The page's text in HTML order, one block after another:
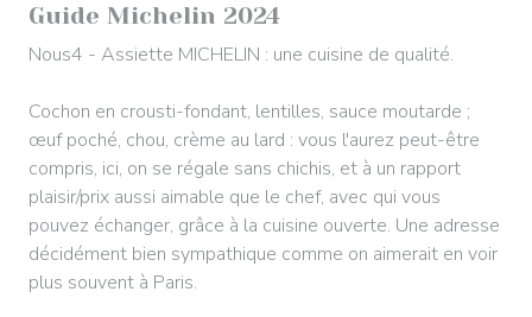
Guide Michelin 2024
Nous4 - Assiette MICHELIN : une cuisine de qualité.
Cochon en crousti-fondant, lentilles, sauce moutarde ;
œuf poché, chou, crème au lard : vous l'aurez peut-être
compris, ici, on se régale sans chichis, et à un rapport
plaisir/prix aussi aimable que le chef, avec qui vous
pouvez échanger, grâce à la cuisine ouverte. Une adresse
décidément bien sympathique comme on aimerait en voir
plus souvent à Paris.